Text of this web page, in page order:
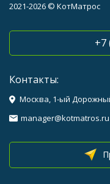
2021-2026 © КотМатрос
+7
Контакты:
Москва, 1-ый
manager@kotmatros.ru